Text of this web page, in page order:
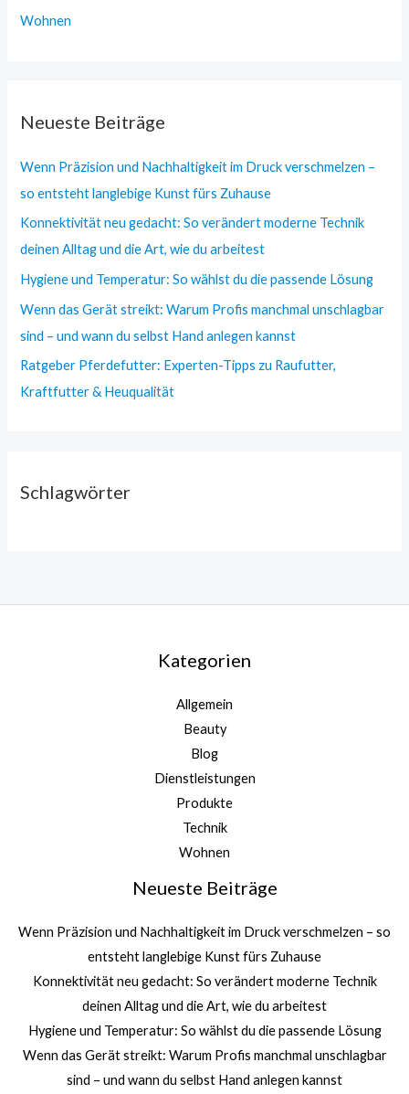
Wohnen
Neueste Beiträge
Wenn Präzision und Nachhaltigkeit im Druck verschmelzen –
so entsteht langlebige Kunst fürs Zuhause
Konnektivität neu gedacht: So verändert moderne Technik
deinen Alltag und die Art, wie du arbeitest
Hygiene und Temperatur: So wählst du die passende Lösung
Wenn das Gerät streikt: Warum Profis manchmal unschlagbar
sind – und wann du selbst Hand anlegen kannst
Ratgeber Pferdefutter: Experten-Tipps zu Raufutter,
Kraftfutter & Heuqualität
Schlagwörter
Kategorien
Allgemein
Beauty
Blog
Dienstleistungen
Produkte
Technik
Wohnen
Neueste Beiträge
Wenn Präzision und Nachhaltigkeit im Druck verschmelzen – so
entsteht langlebige Kunst fürs Zuhause
Konnektivität neu gedacht: So verändert moderne Technik
deinen Alltag und die Art, wie du arbeitest
Hygiene und Temperatur: So wählst du die passende Lösung
Wenn das Gerät streikt: Warum Profis manchmal unschlagbar
sind – und wann du selbst Hand anlegen kannst